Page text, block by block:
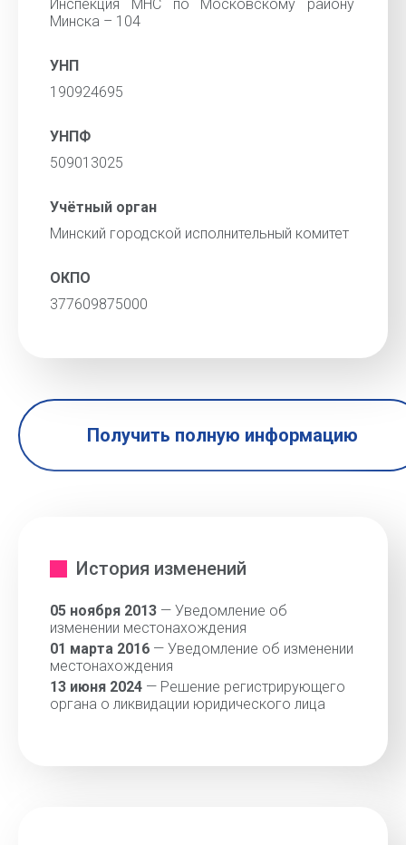
Инспекция МНС по Московскому району
Минска – 104
УНП
190924695
УНПФ
509013025
Учётный орган
Минский городской исполнительный комитет
ОКПО
377609875000
Получить полную информацию
История изменений
05 ноября 2013 — Уведомление об
изменении местонахождения
01 марта 2016 — Уведомление об изменении
местонахождения
13 июня 2024 — Решение регистрирующего
органа о ликвидации юридического лица